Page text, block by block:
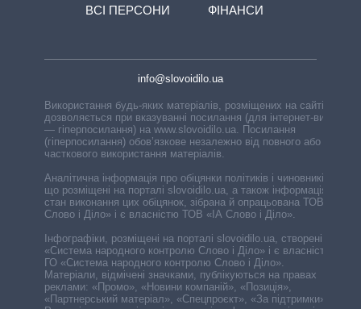
ВСІ ПЕРСОНИ
ФІНАНСИ
info@slovoidilo.ua
Використання будь-яких матеріалів, розміщених на сайті,
дозволяється при вказуванні посилання (для інтернет-видань
— гіперпосилання) на www.slovoidilo.ua. Посилання
(гіперпосилання) обов’язкове незалежно від повного або
часткового використання матеріалів.
Аналітична інформація про обіцянки політиків і чиновників,
що розміщені на порталі slovoidilo.ua, а також інформація про
стан виконання цих обіцянок, зібрана й опрацьована ТОВ «ІА
Слово і Діло» і є власністю ТОВ «ІА Слово і Діло».
Інфографіки, розміщені на порталі slovoidilo.ua, створені ГО
«Система народного контролю Слово і Діло» і є власністю
ГО «Система народного контролю Слово і Діло».
Матеріали, відмічені значками, публікуються на правах
реклами: «Промо», «Новини компаній», «Позиція»,
«Партнерський матеріал», «Спецпроєкт», «За підтримки».